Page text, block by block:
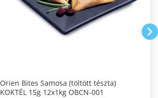
Orien Bites Samosa (töltött tészta)
KOKTÉL 15g 12x1kg OBCN-001